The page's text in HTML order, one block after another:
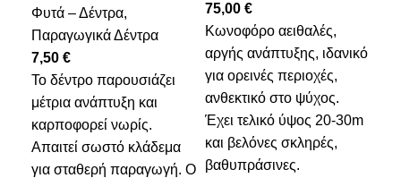
Φυτά – Δέντρα,
Παραγωγικά Δέντρα
7,50 €
Το δέντρο παρουσιάζει
μέτρια ανάπτυξη και
καρποφορεί νωρίς.
Απαιτεί σωστό κλάδεμα
για σταθερή παραγωγή. Ο
75,00 €
Κωνοφόρο αειθαλές,
αργής ανάπτυξης, ιδανικό
για ορεινές περιοχές,
ανθεκτικό στο ψύχος.
Έχει τελικό ύψος 20-30m
και βελόνες σκληρές,
βαθυπράσινες.